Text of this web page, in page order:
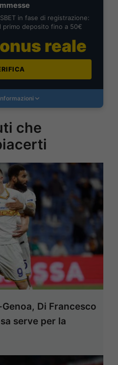
in fase di registrazione:
primo deposito fino a 50€
reale
che
Di Francesco
serve per la